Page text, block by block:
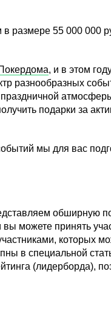
55 000 000
, и в этом
разнообразных
праздничной
подарки за
мы для вас
обширную
можете принять
которых
в специальной
(лидерборда),